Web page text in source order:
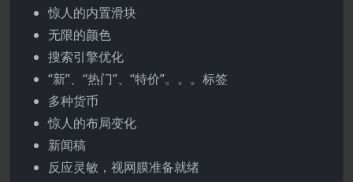
惊人的内置滑块
无限的颜色
搜索引擎优化
“新”、“热门”、“特价”。。。标签
多种货币
惊人的布局变化
新闻稿
反应灵敏，视网膜准备就绪